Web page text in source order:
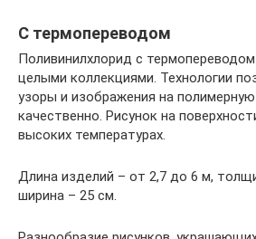
С термопереводом
Поливинилхлорид с
целыми коллекциями. Технологии
узоры и изображения на
качественно. Рисунок на
высоких температурах.
Длина изделий – от 2,7 до 6 м,
ширина – 25 см.